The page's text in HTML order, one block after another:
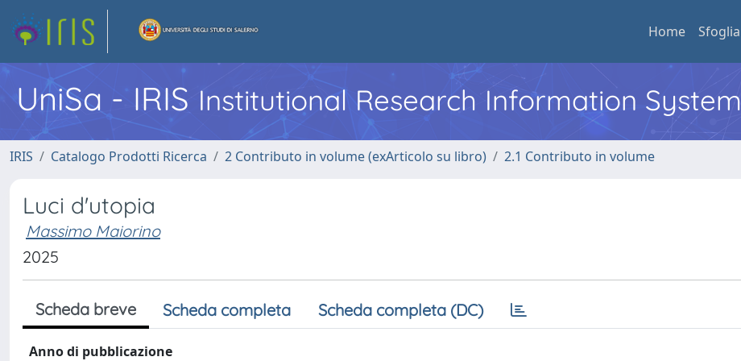
Home Sfoglia
UniSa - IRIS Institutional Research Information System
IRIS Catalogo Prodotti Ricerca 2 Contributo in volume (exArticolo su libro) 2.1 Contributo in volume
Luci d'utopia
Massimo Maiorino
2025
Scheda breve Scheda completa Scheda completa (DC)
Anno di pubblicazione